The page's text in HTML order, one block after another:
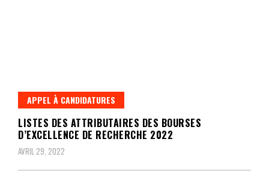
APPEL À CANDIDATURES
LISTES DES ATTRIBUTAIRES DES BOURSES
D’EXCELLENCE DE RECHERCHE 2022
AVRIL 29, 2022